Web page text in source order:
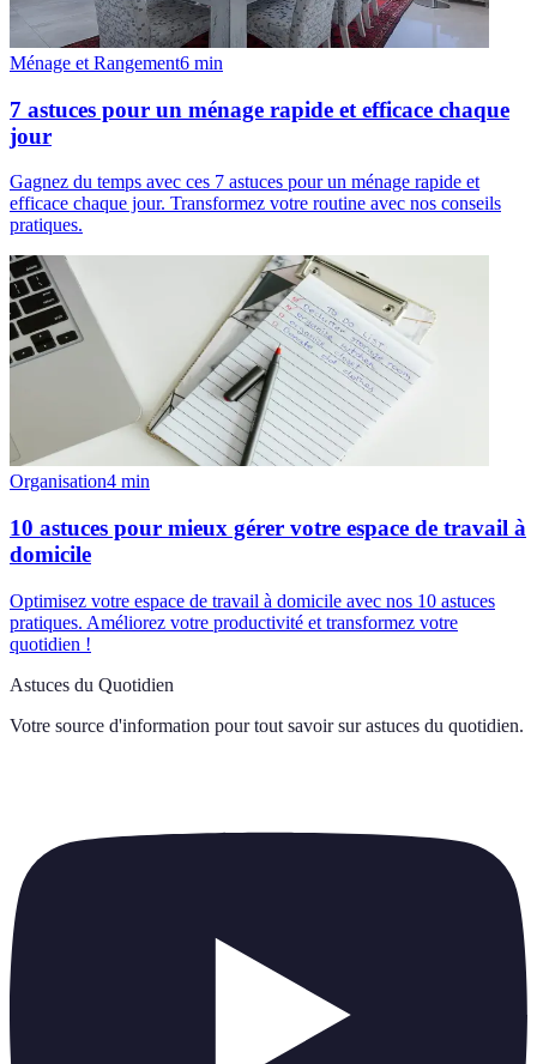
Ménage et Rangement6 min
7 astuces pour un ménage rapide et efficace chaque
jour
Gagnez du temps avec ces 7 astuces pour un ménage rapide et
efficace chaque jour. Transformez votre routine avec nos conseils
pratiques.
Organisation4 min
10 astuces pour mieux gérer votre espace de travail à
domicile
Optimisez votre espace de travail à domicile avec nos 10 astuces
pratiques. Améliorez votre productivité et transformez votre
quotidien !
Astuces du Quotidien
Votre source d'information pour tout savoir sur astuces du quotidien.